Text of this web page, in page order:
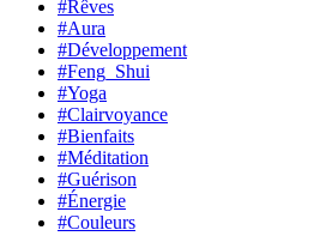
#Rêves
#Aura
#Développement
#Feng_Shui
#Yoga
#Clairvoyance
#Bienfaits
#Méditation
#Guérison
#Énergie
#Couleurs